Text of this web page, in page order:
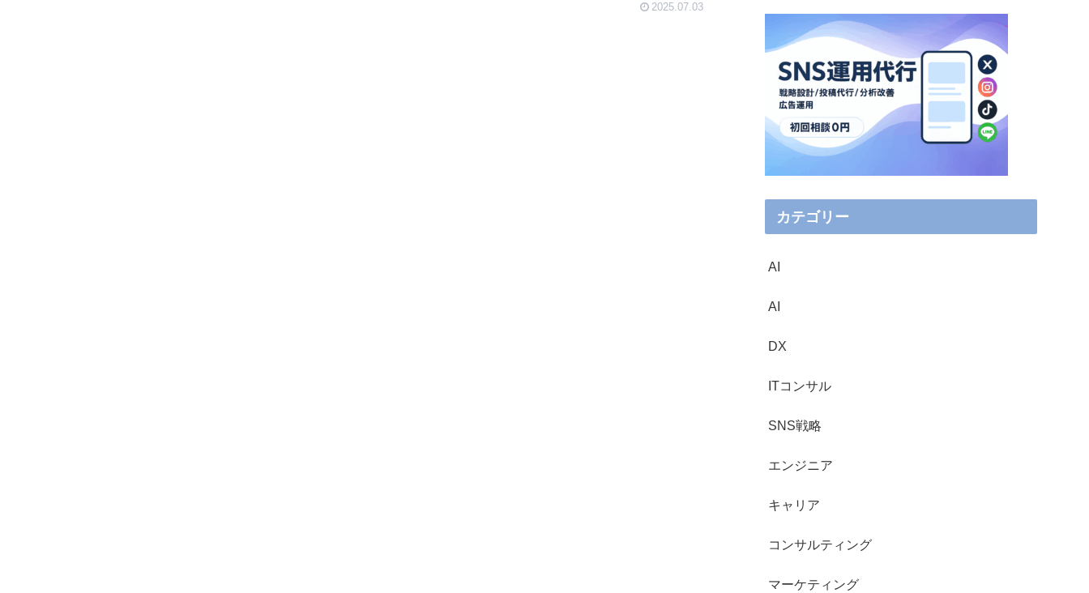
2025.07.03
カテゴリー
AI
AI
DX
ITコンサル
SNS戦略
エンジニア
キャリア
コンサルティング
マーケティング